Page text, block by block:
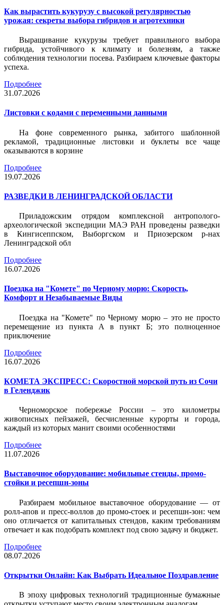
Как вырастить кукурузу с высокой регулярностью
урожая: секреты выбора гибридов и агротехники
Выращивание кукурузы требует правильного выбора
гибрида, устойчивого к климату и болезням, а также
соблюдения технологии посева. Разбираем ключевые факторы
успеха.
Подробнее
31.07.2026
Листовки c кодами с переменными данными
На фоне современного рынка, забитого шаблонной
рекламой, традиционные листовки и буклеты все чаще
оказываются в корзине
Подробнее
19.07.2026
РАЗВЕДКИ В ЛЕНИНГРАДСКОЙ ОБЛАСТИ
Приладожским отрядом комплексной антрополого-
археологической экспедиции МАЭ РАН проведены разведки
в Кингисеппском, Выборгском и Приозерском р-нах
Ленинградской обл
Подробнее
16.07.2026
Поездка на "Комете" по Черному морю: Скорость,
Комфорт и Незабываемые Виды
Поездка на "Комете" по Черному морю – это не просто
перемещение из пункта А в пункт Б; это полноценное
приключение
Подробнее
16.07.2026
КОМЕТА ЭКСПРЕСС: Скоростной морской путь из Сочи
в Геленджик
Черноморское побережье России – это километры
живописных пейзажей, бесчисленные курорты и города,
каждый из которых манит своими особенностями
Подробнее
11.07.2026
Выставочное оборудование: мобильные стенды, промо-
стойки и ресепшн-зоны
Разбираем мобильное выставочное оборудование — от
ролл-апов и пресс-воллов до промо-стоек и ресепшн-зон: чем
оно отличается от капитальных стендов, каким требованиям
отвечает и как подобрать комплект под свою задачу и бюджет.
Подробнее
08.07.2026
Открытки Онлайн: Как Выбрать Идеальное Поздравление
В эпоху цифровых технологий традиционные бумажные